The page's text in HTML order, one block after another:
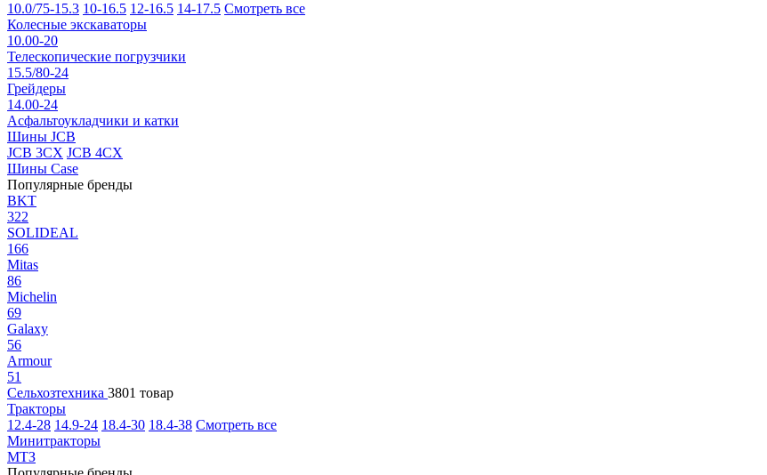
10.0/75-15.3 10-16.5 12-16.5 14-17.5 Смотреть все
Колесные экскаваторы
10.00-20
Телескопические погрузчики
15.5/80-24
Грейдеры
14.00-24
Асфальтоукладчики и катки
Шины JCB
JCB 3CX JCB 4CX
Шины Case
Популярные бренды
BKT
322
SOLIDEAL
166
Mitas
86
Michelin
69
Galaxy
56
Armour
51
Сельхозтехника 3801 товар
Тракторы
12.4-28 14.9-24 18.4-30 18.4-38 Смотреть все
Минитракторы
МТЗ